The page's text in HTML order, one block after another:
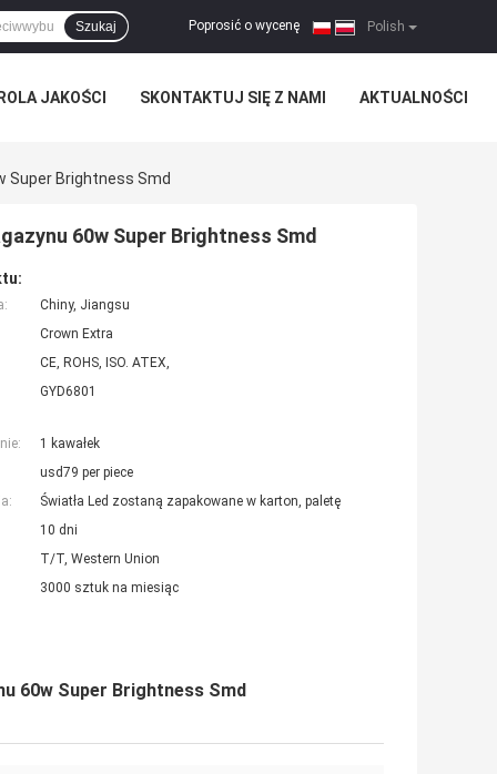
Polish
Poprosić o wycenę |
Szukaj
JAKOŚCI SKONTAKTUJ SIĘ Z NAMI AKTUALNOŚCI
Super Brightness Smd
60w Super Brightness Smd
Chiny, Jiangsu
Crown Extra
CE, ROHS, ISO. ATEX,
GYD6801
1 kawałek
usd79 per piece
Światła Led zostaną zapakowane w karton, paletę
10 dni
T/T, Western Union
3000 sztuk na miesiąc
60w Super Brightness Smd